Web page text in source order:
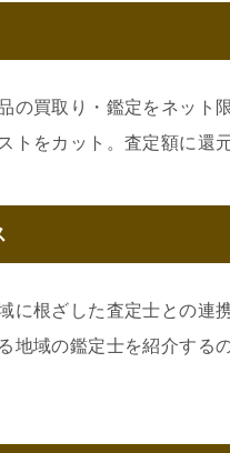
の買取り・鑑定をネット
トをカット。査定額に還
に根ざした査定士との連
地域の鑑定士を紹介する